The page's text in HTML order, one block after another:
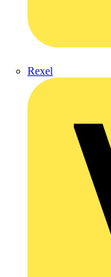
Rexel